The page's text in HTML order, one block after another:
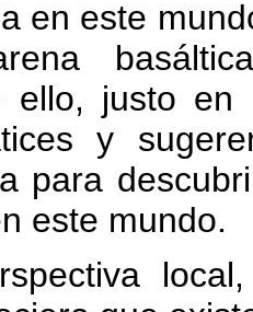
en este
ello, justo en
y
para
este mundo.
local